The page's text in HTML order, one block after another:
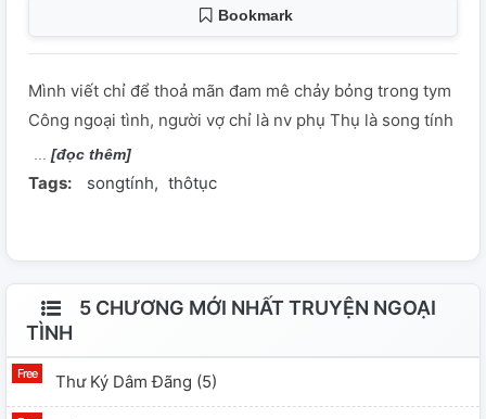
Bookmark
Mình viết chỉ để thoả mãn đam mê chảy bỏng trong tym
Công ngoại tình, người vợ chỉ là nv phụ Thụ là song tính
[đọc thêm]
Tags: songtính thôtục
5 CHƯƠNG MỚI NHẤT TRUYỆN NGOẠI
TÌNH
Thư Ký Dâm Đãng (5)